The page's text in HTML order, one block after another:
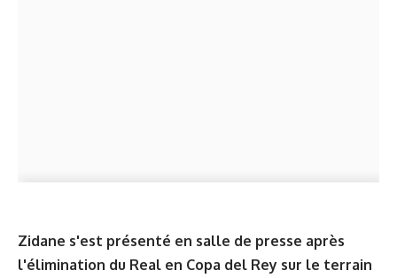
Zidane s'est présenté en salle de presse après
l'élimination du Real en Copa del Rey sur le terrain